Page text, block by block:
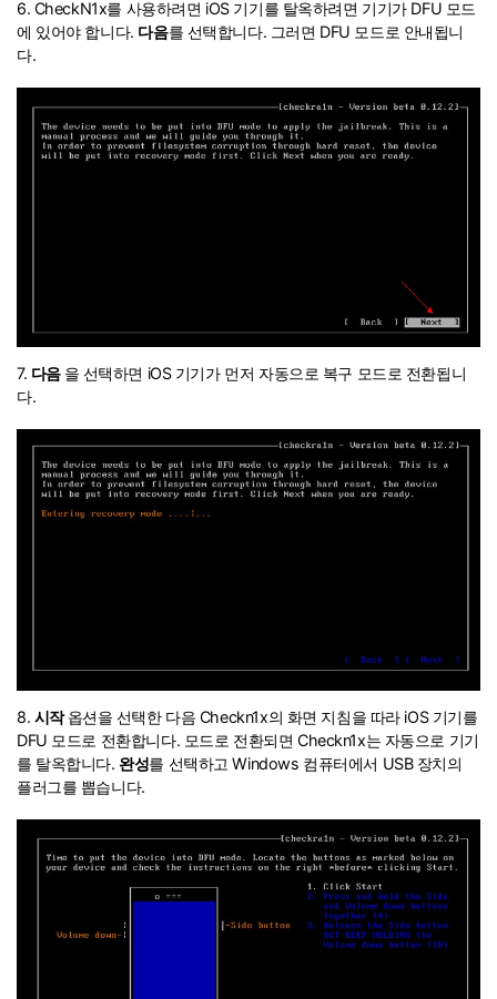
6. CheckN1x를 사용하려면 iOS 기기를 탈옥하려면 기기가 DFU 모드
에 있어야 합니다. 다음를 선택합니다. 그러면 DFU 모드로 안내됩니
다.
7. 다음 을 선택하면 iOS 기기가 먼저 자동으로 복구 모드로 전환됩니
다.
8. 시작옵션을 선택한 다음 Checkn1x의 화면 지침을 따라 iOS 기기를
DFU 모드로 전환합니다. 모드로 전환되면 Checkn1x는 자동으로 기기
를 탈옥합니다. 완성를 선택하고 Windows 컴퓨터에서 USB 장치의
플러그를 뽑습니다.